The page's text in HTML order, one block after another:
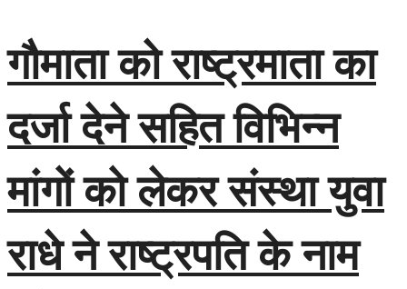
गौमाता को राष्ट्रमाता का
दर्जा देने सहित विभिन्न
मांगों को लेकर संस्था युवा
राधे ने राष्ट्रपति के नाम